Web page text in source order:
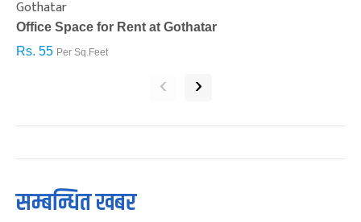
Gothatar
Office Space for Rent at Gothatar
Rs. 55 Per Sq.Feet
‹ ›
सम्बन्धित खबर